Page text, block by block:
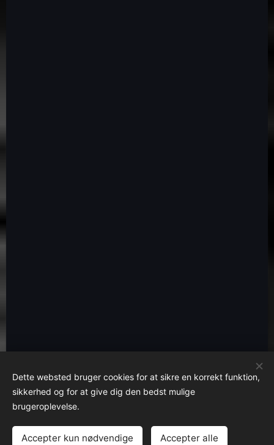
Dette websted bruger cookies for at sikre en korrekt funktion,
sikkerhed og for at give dig den bedst mulige
brugeroplevelse.
Accepter kun nødvendige Accepter alle